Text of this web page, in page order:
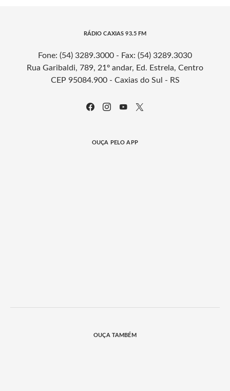
RÁDIO CAXIAS 93.5 FM
Fone: (54) 3289.3000 - Fax: (54) 3289.3030
Rua Garibaldi, 789, 21º andar, Ed. Estrela, Centro
CEP 95084.900 - Caxias do Sul - RS
OUÇA PELO APP
OUÇA TAMBÉM